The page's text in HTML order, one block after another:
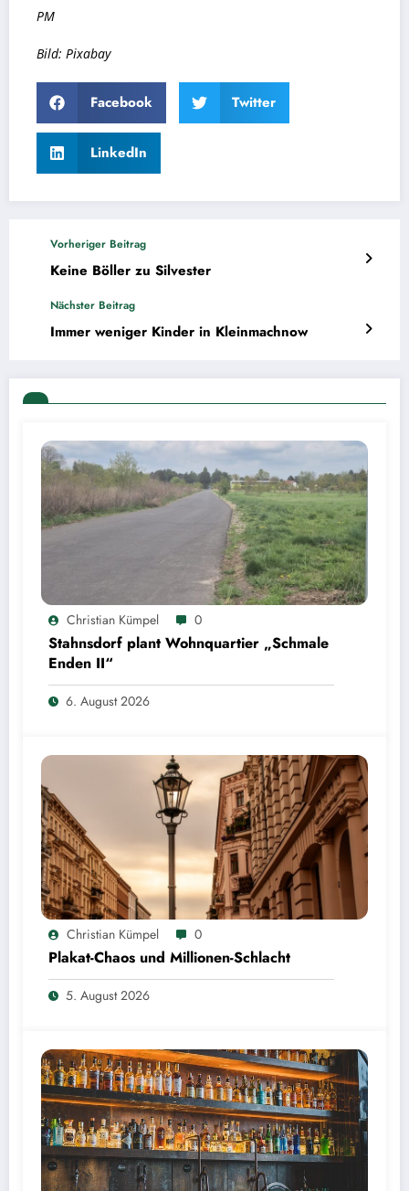
PM
Bild: Pixabay
Facebook Twitter
LinkedIn
Vorheriger Beitrag
Keine Böller zu Silvester
Nächster Beitrag
Immer weniger Kinder in Kleinmachnow
Christian Kümpel 0
Stahnsdorf plant Wohnquartier „Schmale
Enden II“
6. August 2026
Christian Kümpel 0
Plakat-Chaos und Millionen-Schlacht
5. August 2026